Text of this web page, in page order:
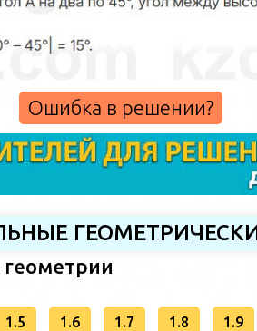
Ошибка в решении?
геометрии
1.5 1.6 1.7 1.8 1.9